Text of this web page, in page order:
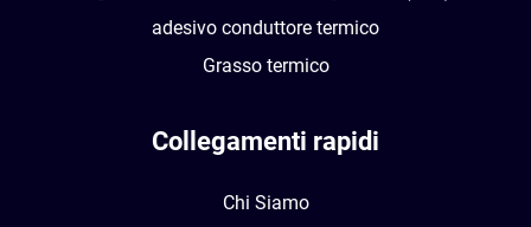
adesivo conduttore termico
Grasso termico
Collegamenti rapidi
Chi Siamo